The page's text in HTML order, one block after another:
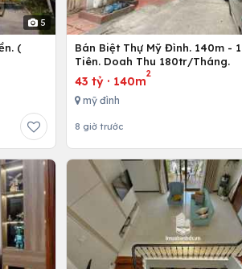
5
(
Bán Biệt Thự Mỹ Đình. 140m -
Tiên. Doah Thu 180tr/Tháng.
43 tỷ· 140m
2
mỹ đình
8 giờ trước